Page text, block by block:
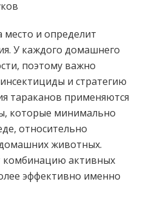
и определит
У каждого домашнего
поэтому важно
и стратегию
тараканов применяются
которые минимально
относительно
животных.
комбинацию активных
эффективно именно